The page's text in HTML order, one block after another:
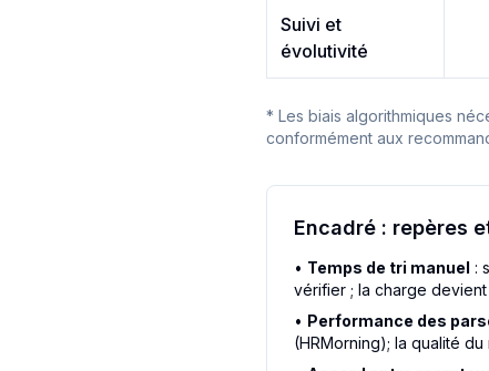
Suivi et
évolutivité
* Les biais algorithmiques
conformément aux
Encadré : repères
• Temps de tri manuel :
vérifier ; la charge
• Performance des
(HRMorning); la qualité